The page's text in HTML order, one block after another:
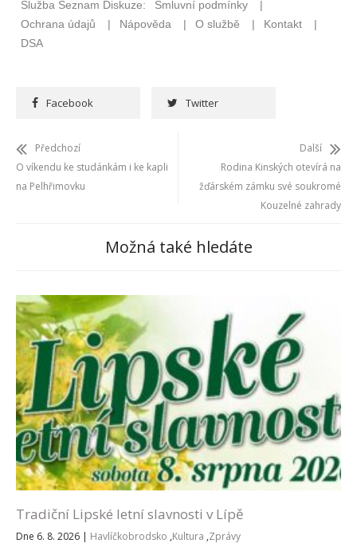
Facebook Twitter
Předchozí
O víkendu ke studánkám i ke kapli
na Pelhřimovku
Další
Rodina Kinských otevírá na
žďárském zámku své soukromé
Kouzelné zahrady
Možná také hledáte
Tradiční Lipské letní slavnosti v Lípě
Dne 6. 8. 2026 | Havlíčkobrodsko ,Kultura ,Zprávy